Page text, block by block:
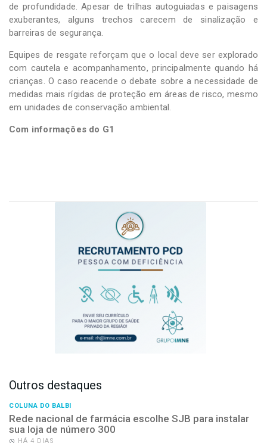
de profundidade. Apesar de trilhas autoguiadas e paisagens
exuberantes, alguns trechos carecem de sinalização e
barreiras de segurança.
Equipes de resgate reforçam que o local deve ser explorado
com cautela e acompanhamento, principalmente quando há
crianças. O caso reacende o debate sobre a necessidade de
medidas mais rígidas de proteção em áreas de risco, mesmo
em unidades de conservação ambiental.
Com informações do G1
Outros destaques
COLUNA DO BALBI
Rede nacional de farmácia escolhe SJB para instalar
sua loja de número 300
HÁ 4 DIAS